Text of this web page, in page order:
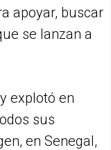
apoyar, buscar
se lanzan a
explotó en
sus
en Senegal,